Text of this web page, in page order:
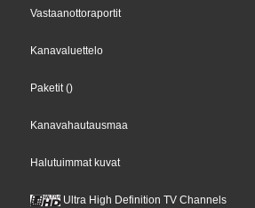
Vastaanottoraportit
Kanavaluettelo
Paketit()
Kanavahautausmaa
Halutuimmat kuvat
Ultra High Definition TV Channels